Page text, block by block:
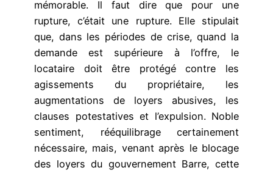
mémorable. Il faut dire que pour une
rupture, c’était une rupture. Elle stipulait
que, dans les périodes de crise, quand la
demande est supérieure à l’offre, le
locataire doit être protégé contre les
agissements du propriétaire, les
augmentations de loyers abusives, les
clauses potestatives et l’expulsion. Noble
sentiment, rééquilibrage certainement
nécessaire, mais, venant après le blocage
des loyers du gouvernement Barre, cette